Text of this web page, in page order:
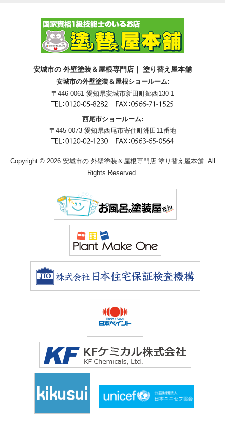
安城市の 外壁塗装＆屋根専門店｜ 塗り替え屋本舗
安城市の外壁塗装＆屋根ショールーム:
〒446-0061 愛知県安城市新田町郷西130-1
西尾市ショールーム:
〒445-0073 愛知県西尾市寄住町洲田11番地
Copyright © 2026 安城市の 外壁塗装＆屋根専門店 塗り替え屋本舗. All
Rights Reserved.